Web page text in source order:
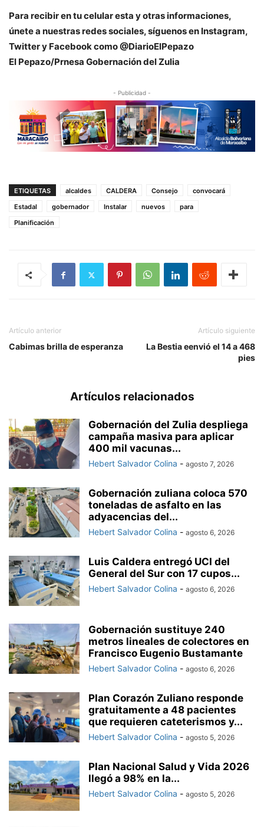
Para recibir en tu celular esta y otras informaciones,
únete a nuestras redes sociales, síguenos en Instagram,
Twitter y Facebook como @DiarioElPepazo
El Pepazo/Prnesa Gobernación del Zulia
- Publicidad -
ETIQUETAS alcaldes CALDERA Consejo
convocará
Estadal
gobernador Instalar nuevos
para
Planificación
Artículo anterior
Cabimas brilla de esperanza
Artículo siguiente
La Bestia eenvió el 14 a 468
pies
Artículos relacionados
Gobernación del Zulia despliega
campaña masiva para aplicar
400 mil vacunas...
Hebert Salvador Colina - agosto 7, 2026
Gobernación zuliana coloca 570
toneladas de asfalto en las
adyacencias del...
Hebert Salvador Colina - agosto 6, 2026
Luis Caldera entregó UCI del
General del Sur con 17 cupos...
Hebert Salvador Colina - agosto 6, 2026
Gobernación sustituye 240
metros lineales de colectores en
Francisco Eugenio Bustamante
Hebert Salvador Colina - agosto 6, 2026
Plan Corazón Zuliano responde
gratuitamente a 48 pacientes
que requieren cateterismos y...
Hebert Salvador Colina - agosto 5, 2026
Plan Nacional Salud y Vida 2026
llegó a 98% en la...
Hebert Salvador Colina - agosto 5, 2026